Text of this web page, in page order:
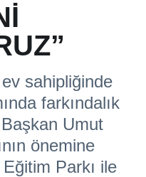
sahipliğinde
farkındalık
Umut
önemine
Parkı ile